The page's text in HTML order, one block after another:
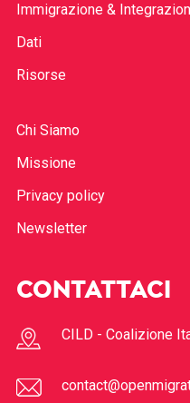
Immigrazione &
Dati
Risorse
Chi Siamo
Missione
Privacy policy
Newsletter
CONTATTACI
CILD - Coalizione